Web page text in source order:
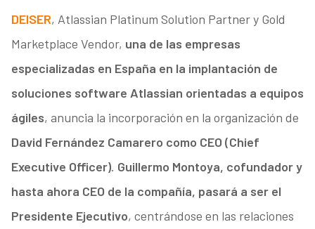
DEISER, Atlassian Platinum Solution Partner y Gold
Marketplace Vendor, una de las empresas
especializadas en España en la implantación de
soluciones software Atlassian orientadas a equipos
ágiles, anuncia la incorporación en la organización de
David Fernández Camarero como CEO (Chief
Executive Officer). Guillermo Montoya, cofundador y
hasta ahora CEO de la compañía, pasará a ser el
Presidente Ejecutivo, centrándose en las relaciones